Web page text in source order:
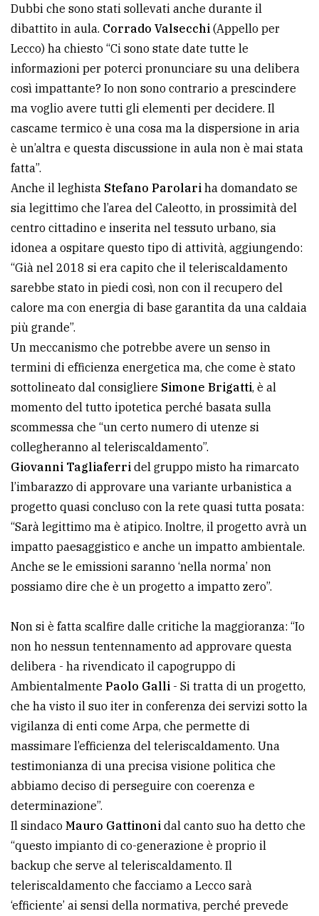
Dubbi che sono stati sollevati anche durante il
dibattito in aula. Corrado Valsecchi (Appello per
Lecco) ha chiesto “Ci sono state date tutte le
informazioni per poterci pronunciare su una delibera
così impattante? Io non sono contrario a prescindere
ma voglio avere tutti gli elementi per decidere. Il
cascame termico è una cosa ma la dispersione in aria
è un’altra e questa discussione in aula non è mai stata
fatta”.
Anche il leghista Stefano Parolari ha domandato se
sia legittimo che l’area del Caleotto, in prossimità del
centro cittadino e inserita nel tessuto urbano, sia
idonea a ospitare questo tipo di attività, aggiungendo:
“Già nel 2018 si era capito che il teleriscaldamento
sarebbe stato in piedi così, non con il recupero del
calore ma con energia di base garantita da una caldaia
più grande”.
Un meccanismo che potrebbe avere un senso in
termini di efficienza energetica ma, che come è stato
sottolineato dal consigliere Simone Brigatti, è al
momento del tutto ipotetica perché basata sulla
scommessa che “un certo numero di utenze si
collegheranno al teleriscaldamento”.
Giovanni Tagliaferri del gruppo misto ha rimarcato
l’imbarazzo di approvare una variante urbanistica a
progetto quasi concluso con la rete quasi tutta posata:
“Sarà legittimo ma è atipico. Inoltre, il progetto avrà un
impatto paesaggistico e anche un impatto ambientale.
Anche se le emissioni saranno ‘nella norma’ non
possiamo dire che è un progetto a impatto zero”.
Non si è fatta scalfire dalle critiche la maggioranza: “Io
non ho nessun tentennamento ad approvare questa
delibera - ha rivendicato il capogruppo di
Ambientalmente Paolo Galli - Si tratta di un progetto,
che ha visto il suo iter in conferenza dei servizi sotto la
vigilanza di enti come Arpa, che permette di
massimare l’efficienza del teleriscaldamento. Una
testimonianza di una precisa visione politica che
abbiamo deciso di perseguire con coerenza e
determinazione”.
Il sindaco Mauro Gattinoni dal canto suo ha detto che
“questo impianto di co-generazione è proprio il
backup che serve al teleriscaldamento. Il
teleriscaldamento che facciamo a Lecco sarà
‘efficiente’ ai sensi della normativa, perché prevede